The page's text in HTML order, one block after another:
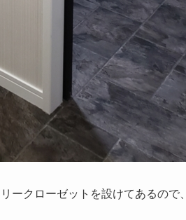
クローゼットを設けてあるので、